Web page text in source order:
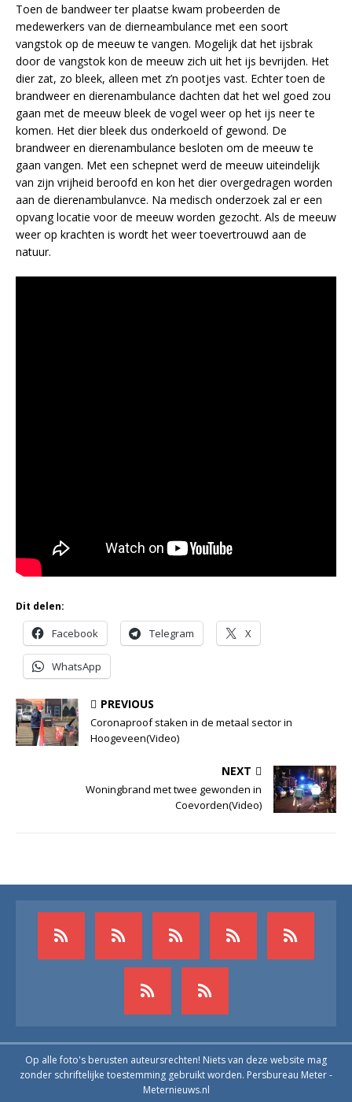
Toen de bandweer ter plaatse kwam probeerden de
medewerkers van de dierneambulance met een soort
vangstok op de meeuw te vangen. Mogelijk dat het ijsbrak
door de vangstok kon de meeuw zich uit het ijs bevrijden. Het
dier zat, zo bleek, alleen met z’n pootjes vast. Echter toen de
brandweer en dierenambulance dachten dat het wel goed zou
gaan met de meeuw bleek de vogel weer op het ijs neer te
komen. Het dier bleek dus onderkoeld of gewond. De
brandweer en dierenambulance besloten om de meeuw te
gaan vangen. Met een schepnet werd de meeuw uiteindelijk
van zijn vrijheid beroofd en kon het dier overgedragen worden
aan de dierenambulanvce. Na medisch onderzoek zal er een
opvang locatie voor de meeuw worden gezocht. Als de meeuw
weer op krachten is wordt het weer toevertrouwd aan de
natuur.
Dit delen:
Facebook Telegram X
WhatsApp
PREVIOUS
Coronaproof staken in de metaal sector in
Hoogeveen(Video)
NEXT
Woningbrand met twee gewonden in
Coevorden(Video)
Op alle foto's berusten auteursrechten! Niets van deze website mag
zonder schriftelijke toestemming gebruikt worden. Persbureau Meter -
Meternieuws.nl